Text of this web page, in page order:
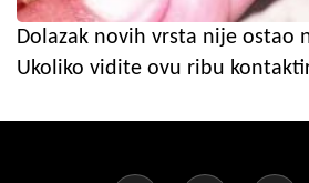
Dolazak novih vrsta nije ostao
Ukoliko vidite ovu ribu